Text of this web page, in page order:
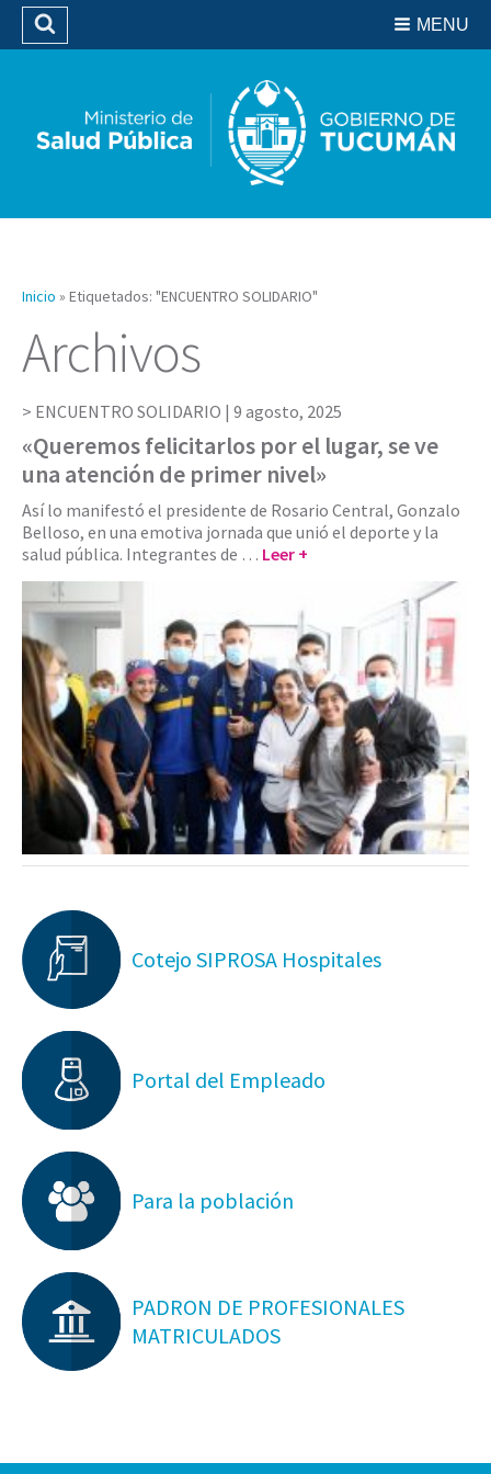
Biblioteca
MENU
Buscar
Inicio » Etiquetados: "ENCUENTRO SOLIDARIO"
Archivos
ENCUENTRO SOLIDARIO | 9 agosto, 2025
«Queremos felicitarlos por el lugar, se ve
una atención de primer nivel»
Así lo manifestó el presidente de Rosario Central, Gonzalo
Belloso, en una emotiva jornada que unió el deporte y la
salud pública. Integrantes de … Leer +
Cotejo SIPROSA Hospitales
Portal del Empleado
Para la población
PADRON DE PROFESIONALES
MATRICULADOS